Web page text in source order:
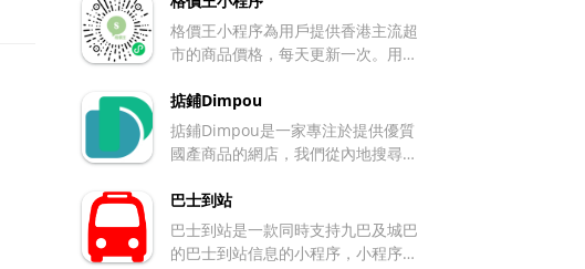
了諸多拓展與優化。其主要介紹如
下： 遊戲背景 玩家扮演一位勇敢的
意外觸發防禦機關，從而遭到惡魔守
與危險的逃亡之旅。 基本玩法 玩家
需操控角色持續奔跑，並通過簡單的
滑動屏幕操作來躲避各類障礙，像上
滑跳躍過河、下滑滑行穿過低矮區
域、左右滑動讓角色轉向以避開石柱
或繞過滾木等。遊戲沒有明確終點，
格價王小程序為用戶提供香港主流超
市的商品價格，每天更新一次。用戶
也可以設置當產品降價到用戶預設的
價格時，系統將即時通知用戶。
掂鋪Dimpou
掂鋪Dimpou是一家專注於提供優質
國產商品的網店，我們從內地搜尋性
視品牌和質量
巴士到站
巴士到站是一款同時支持九巴及城巴
的巴士到站信息的小程序，小程序可